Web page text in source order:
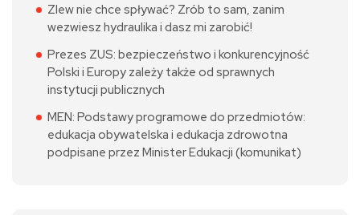
Zlew nie chce spływać? Zrób to sam, zanim
wezwiesz hydraulika i dasz mi zarobić!
Prezes ZUS: bezpieczeństwo i konkurencyjność
Polski i Europy zależy także od sprawnych
instytucji publicznych
MEN: Podstawy programowe do przedmiotów:
edukacja obywatelska i edukacja zdrowotna
podpisane przez Minister Edukacji (komunikat)